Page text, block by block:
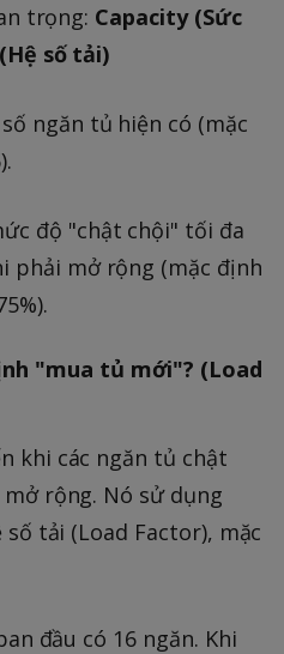
trọng: Capacity (Sức
số tải)
ngăn tủ hiện có (mặc
độ "chật chội" tối đa
phải mở rộng (mặc định
"mua tủ mới"? (Load
khi các ngăn tủ chật
rộng. Nó sử dụng
tải (Load Factor), mặc
đầu có 16 ngăn. Khi